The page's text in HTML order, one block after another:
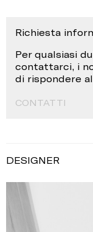
Richiesta
Per qualsiasi
contattarci, i
di rispondere
CONTATTI
DESIGNER